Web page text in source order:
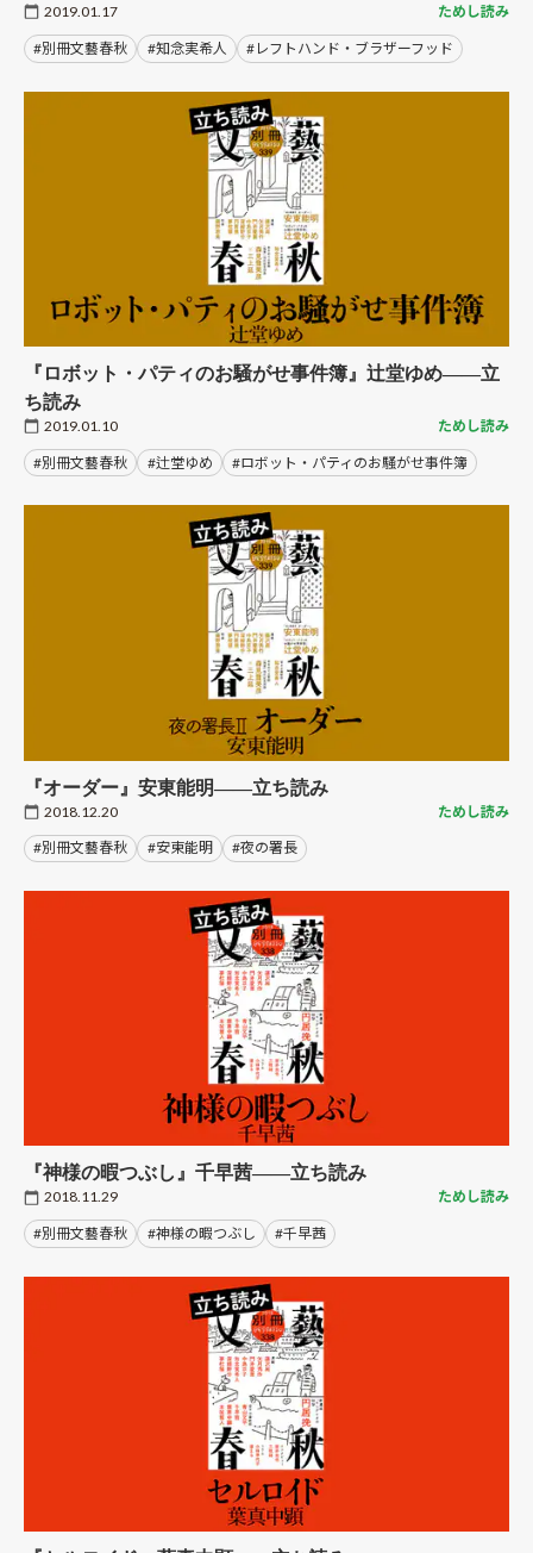
2019.01.17 ためし読み
#別冊文藝春秋 #知念実希人 #レフトハンド・ブラザーフッド
『ロボット・パティのお騒がせ事件簿』辻堂ゆめ――立
ち読み
2019.01.10 ためし読み
#別冊文藝春秋 #辻堂ゆめ #ロボット・パティのお騒がせ事件簿
『オーダー』安東能明――立ち読み
2018.12.20 ためし読み
#別冊文藝春秋 #安東能明 #夜の署長
『神様の暇つぶし』千早茜――立ち読み
2018.11.29 ためし読み
#別冊文藝春秋 #神様の暇つぶし #千早茜